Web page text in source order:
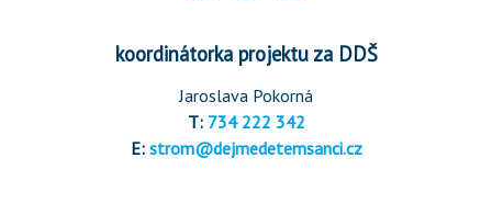
koordinátorka projektu za DDŠ
Jaroslava Pokorná
T: 734 222 342
E: strom@dejmedetemsanci.cz